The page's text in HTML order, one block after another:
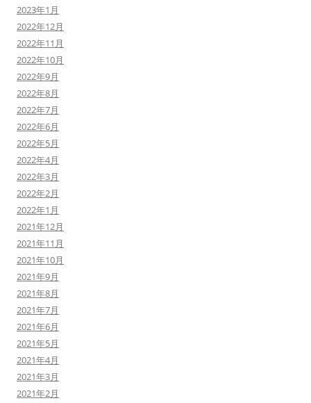
2023年1月
2022年12月
2022年11月
2022年10月
2022年9月
2022年8月
2022年7月
2022年6月
2022年5月
2022年4月
2022年3月
2022年2月
2022年1月
2021年12月
2021年11月
2021年10月
2021年9月
2021年8月
2021年7月
2021年6月
2021年5月
2021年4月
2021年3月
2021年2月